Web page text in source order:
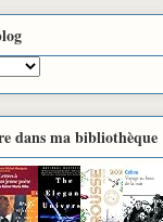
dans ma bibliothèque